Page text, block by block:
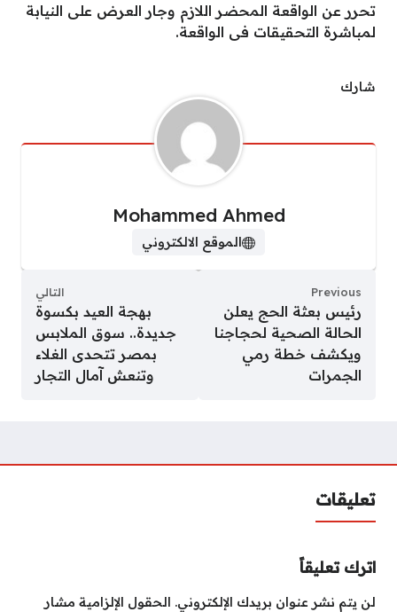
تحرر عن الواقعة المحضر اللازم وجار العرض على النيابة
لمباشرة التحقيقات فى الواقعة.
شارك
Mohammed Ahmed
الموقع الالكتروني
Previous
رئيس بعثة الحج يعلن
الحالة الصحية لحجاجنا
ويكشف خطة رمي
الجمرات
التالي
بهجة العيد بكسوة
جديدة.. سوق الملابس
بمصر تتحدى الغلاء
وتنعش آمال التجار
تعليقات
اترك تعليقاً
لن يتم نشر عنوان بريدك الإلكتروني. الحقول الإلزامية مشار